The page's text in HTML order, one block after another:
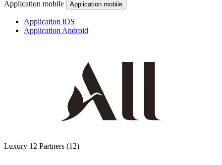
Application mobile Application mobile
Application iOS
Application Android
Luxury 12 Partners (12)